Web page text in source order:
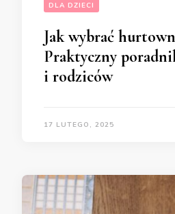
DLA DZIECI
Jak wybrać
Praktyczny
i rodziców
17 LUTEGO, 2025